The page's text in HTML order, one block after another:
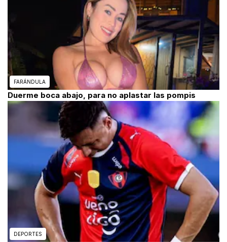
FARÁNDULA
Duerme boca abajo, para no aplastar las pompis
DEPORTES